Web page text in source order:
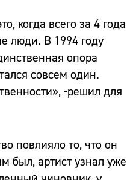
когда всего за 4 года
люди. В 1994 году
опора
совсем один.
-решил для
повлияло то, что он
был, артист узнал уже